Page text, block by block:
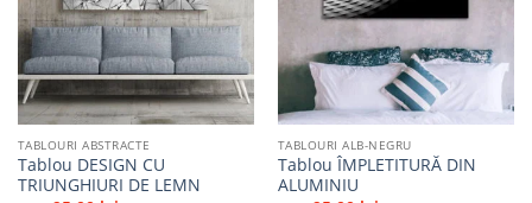
favorite
TABLOURI ABSTRACTE
Tablou DESIGN CU
TRIUNGHIURI DE LEMN
favorite
TABLOURI ALB-NEGRU
Tablou ÎMPLETITURĂ DIN
ALUMINIU